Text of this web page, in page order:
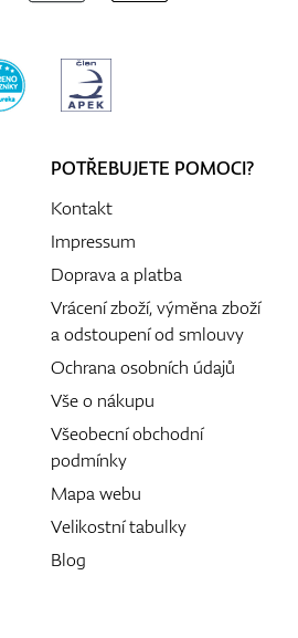
POTŘEBUJETE POMOCI?
Kontakt
Impressum
Doprava a platba
Vrácení zboží, výměna zboží
a odstoupení od smlouvy
Ochrana osobních údajů
Vše o nákupu
Všeobecní obchodní
podmínky
Mapa webu
Velikostní tabulky
Blog